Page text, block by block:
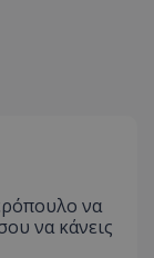
να
να κάνεις